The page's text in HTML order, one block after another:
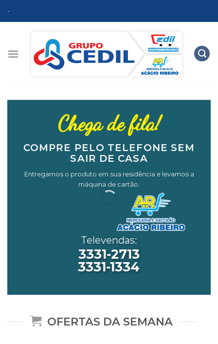
-
Chega de fila!
COMPRE PELO TELEFONE SEM
SAIR DE CASA
Entregamos o produto em sua residência e levamos a
máquina de cartão.
Televendas:
3331-2713
3331-1334
OFERTAS DA SEMANA